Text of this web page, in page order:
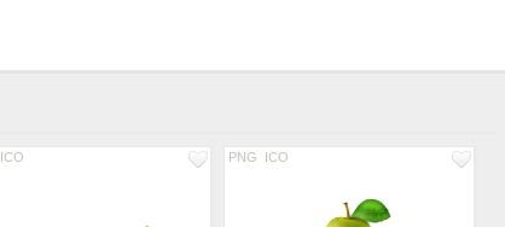
ICO PNG ICO